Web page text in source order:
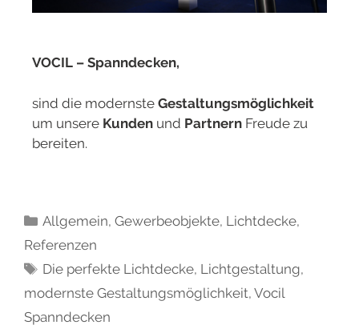
VOCIL – Spanndecken,
sind die modernste Gestaltungsmöglichkeit
um unsere Kunden und Partnern Freude zu
bereiten.
Allgemein,Gewerbeobjekte, Lichtdecke,
Referenzen
Die perfekte Lichtdecke, Lichtgestaltung,
modernste Gestaltungsmöglichkeit, Vocil
Spanndecken